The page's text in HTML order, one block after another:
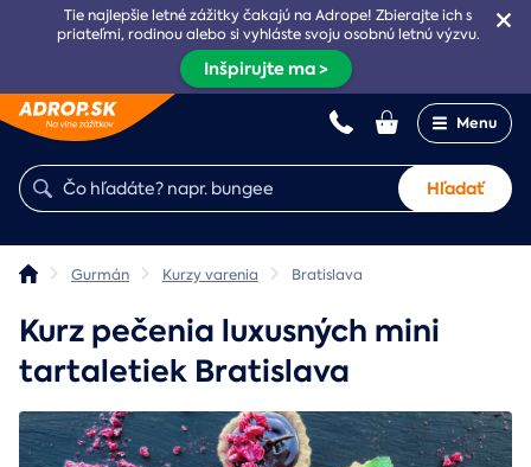
Tie najlepšie letné zážitky čakajú na Adrope! Zbierajte ich s
priateľmi, rodinou alebo si vyhláste svoju osobnú letnú výzvu.
Inšpirujte ma >
Menu
Hľadať
Gurmán Kurzy varenia Bratislava
Kurz pečenia luxusných mini
tartaletiek Bratislava